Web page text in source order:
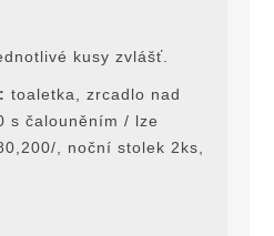
kusy zvlášť.
toaletka, zrcadlo nad
s čalouněním / lze
, noční stolek 2ks,